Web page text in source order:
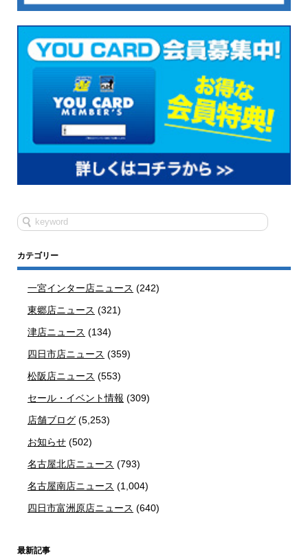
カテゴリー
一宮インター店ニュース (242)
東郷店ニュース (321)
津店ニュース (134)
四日市店ニュース (359)
松阪店ニュース (553)
セール・イベント情報 (309)
店舗ブログ (5,253)
お知らせ (502)
名古屋北店ニュース (793)
名古屋南店ニュース (1,004)
四日市富洲原店ニュース (640)
最新記事